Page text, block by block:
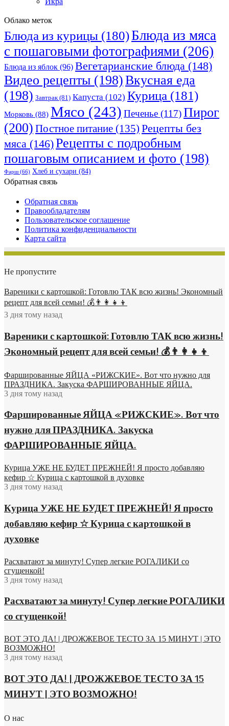
Облако меток
Блюда из курицы (180)Блюда из мяса
с пошаговыми фотографиями (206)
Блюда из яблок (96) Вегетарианские блюда (148)
Видео рецепты (198)Вкусная еда
(198) Завтрак(81) Капуста (102) Курица (181)
Морковь (88) Мясо (243) Печенье (117)Пирог
(200) Постное питание (135) Рецепты без
мяса (146)Рецепты с подробным
пошаговым описанием и фото (198)
Фарш(66) Хлеб и сухари (84)
Обратная связь
Обратная связь
Правообладателям
Пользовательское соглашение
Политика конфиденциальности
Карта сайта
Не пропустите
Вареники с картошкой: Готовлю ТАК всю жизнь! Экономный
рецепт для всей семьи! 💰👨👩👧👦
3 дня тому назад
Вареники с картошкой: Готовлю ТАК всю жизнь!
Экономный рецепт для всей семьи! 💰👨👩👧👦
Фаршированные ЯЙЦА «РИЖСКИЕ». Вот что нужно для
ПРАЗДНИКА. Закуска ФАРШИРОВАННЫЕ ЯЙЦА.
3 дня тому назад
Фаршированные ЯЙЦА «РИЖСКИЕ». Вот что
нужно для ПРАЗДНИКА. Закуска
ФАРШИРОВАННЫЕ ЯЙЦА.
Курица УЖЕ НЕ БУДЕТ ПРЕЖНЕЙ! Я просто добавляю
кефир ☆ Курица с картошкой в духовке
3 дня тому назад
Курица УЖЕ НЕ БУДЕТ ПРЕЖНЕЙ! Я просто
добавляю кефир ☆ Курица с картошкой в
духовке
Расхватают за минуту! Супер легкие РОГАЛИКИ со
сгущенкой!
3 дня тому назад
Расхватают за минуту! Супер легкие РОГАЛИКИ
со сгущенкой!
ВОТ ЭТО ДА! | ДРОЖЖЕВОЕ ТЕСТО ЗА 15 МИНУТ | ЭТО
ВОЗМОЖНО!
3 дня тому назад
ВОТ ЭТО ДА! | ДРОЖЖЕВОЕ ТЕСТО ЗА 15
МИНУТ | ЭТО ВОЗМОЖНО!
О нас